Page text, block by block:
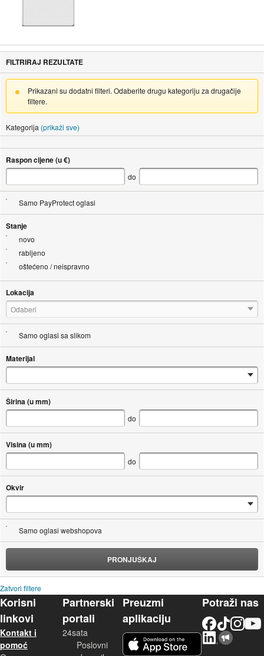
FILTRIRAJ REZULTATE
Prikazani su dodatni filteri. Odaberite drugu kategoriju za drugačije
filtere.
Kategorija (prikaži sve)
Raspon cijene (u €)
do
Samo PayProtect oglasi
Stanje
novo
rabljeno
oštećeno / neispravno
Lokacija
Odaberi
Samo oglasi sa slikom
Materijal
Širina (u mm)
do
Visina (u mm)
do
Okvir
Samo oglasi webshopova
PRONJUŠKAJ
Zatvori filtere
Korisni
linkovi
Kontakt i
pomoć
Partnerski
portali
24sata
Poslovni
Preuzmi
aplikaciju
Potraži nas